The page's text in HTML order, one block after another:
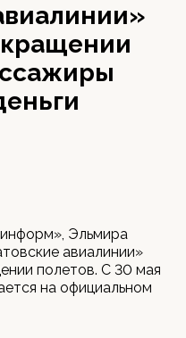
Эльмира
авиалинии»
полетов. С 30 мая
на официальном